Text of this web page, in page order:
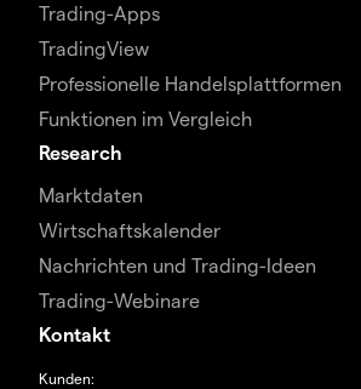
Trading-Apps
TradingView
Professionelle Handelsplattformen
Funktionen im Vergleich
Research
Marktdaten
Wirtschaftskalender
Nachrichten und Trading-Ideen
Trading-Webinare
Kontakt
Kunden: